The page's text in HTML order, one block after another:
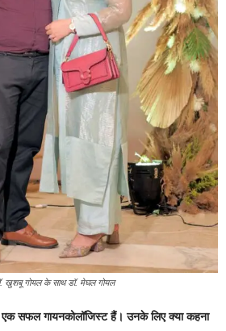
खुशबू गोयल के साथ डॉ. मेघल गोयल
सफल गायनकोलॉजिस्ट हैं। उनके लिए क्या कहना